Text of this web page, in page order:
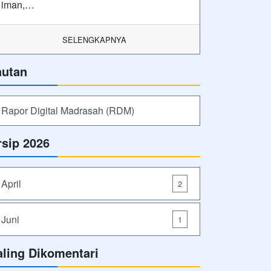
iman,…
SELENGKAPNYA
Rapor Digital Madrasah (RDM)
2026
April 2
Juni 1
Dikomentari